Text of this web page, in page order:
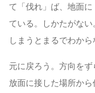
て「伐れ」ば、地面
ている。しかたがな
しまうとまるでわか
元に戻ろう。方向を
放面に接した場所か